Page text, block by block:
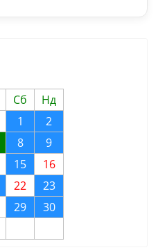
Сб
Нд
1
2
8
9
15
16
22
23
29
30